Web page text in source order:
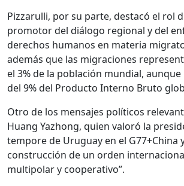
Pizzarulli, por su parte, destacó el rol
promotor del diálogo regional y del
derechos humanos en materia
además que las migraciones
el 3% de la población mundial,
del 9% del Producto Interno Bruto
Otro de los mensajes políticos
Huang Yazhong, quien valoró la
tempore de Uruguay en el G77+China
construcción de un orden
multipolar y cooperativo”.